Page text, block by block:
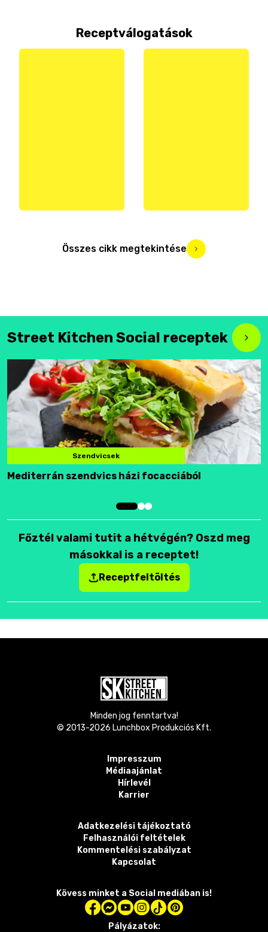
Receptválogatások
Összes cikk megtekintése
Street Kitchen Social receptek
Szendvicsek
Mediterrán szendvics házi focacciából
Főztél valami tutit a hétvégén? Oszd meg
másokkal is a receptet!
Receptfeltöltés
Minden jog fenntartva!
© 2013-2026 Lunchbox Produkciós Kft.
Impresszum
Médiaajánlat
Hírlevél
Karrier
Adatkezelési tájékoztató
Felhasználói feltételek
Kommentelési szabályzat
Kapcsolat
Kövess minket a Social mediában is!
Pályázatok: